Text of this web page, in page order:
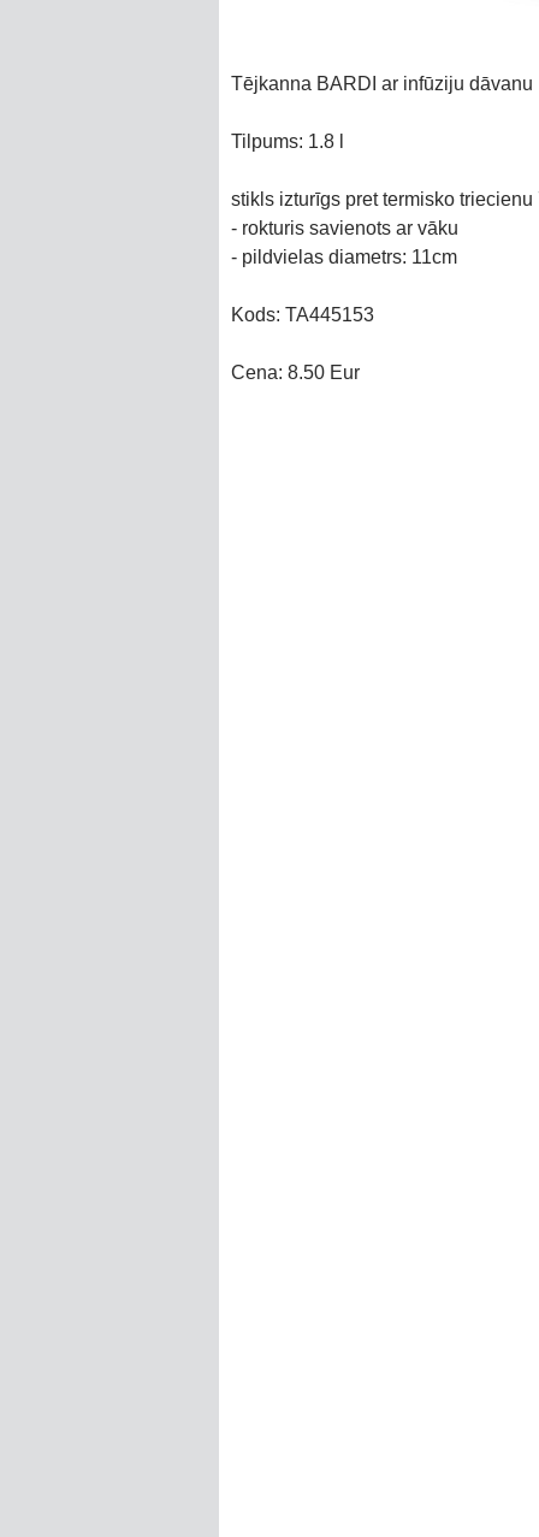
Tējkanna BARDI ar infūziju dāvanu
Tilpums: 1.8 l
stikls izturīgs pret termisko triecienu
- rokturis savienots ar vāku
- pildvielas diametrs: 11cm
Kods: TA445153
Cena: 8.50 Eur